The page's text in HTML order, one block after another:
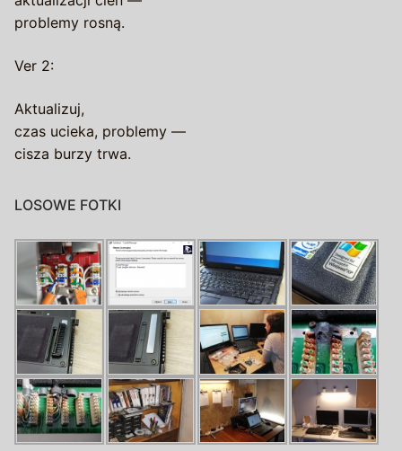
problemy rosną.
Ver 2:
Aktualizuj,
czas ucieka, problemy —
cisza burzy trwa.
LOSOWE FOTKI